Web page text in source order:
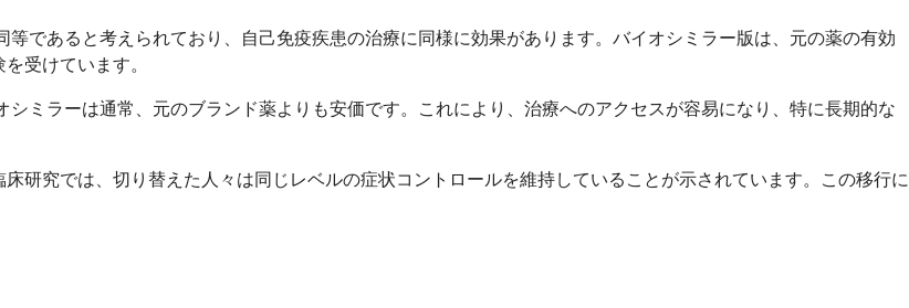
であると考えられており、自己免疫疾患の治療に同様に効果があります。バイオシミラー版は、元の薬の有効
受けています。
ミラーは通常、元のブランド薬よりも安価です。これにより、治療へのアクセスが容易になり、特に長期的な
研究では、切り替えた人々は同じレベルの症状コントロールを維持していることが示されています。この移行に